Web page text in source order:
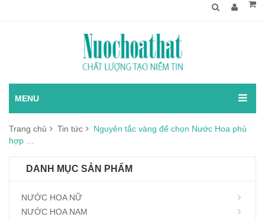
MENU
Trang chủ Tin tức
Nguyên tắc vàng để chọn Nước Hoa phù
hợp …
DANH MỤC SẢN PHẨM
NƯỚC HOA NỮ
NƯỚC HOA NAM